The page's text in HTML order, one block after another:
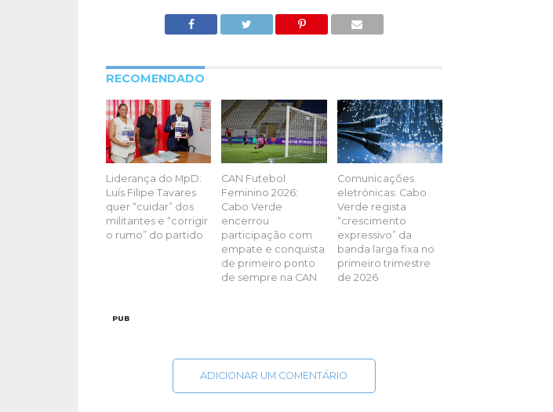
RECOMENDADO
Liderança do MpD:
Luís Filipe Tavares
quer “cuidar” dos
militantes e “corrigir
o rumo” do partido
CAN Futebol
Feminino 2026:
Cabo Verde
encerrou
participação com
empate e conquista
de primeiro ponto
de sempre na CAN
Comunicações
eletrónicas: Cabo
Verde regista
“crescimento
expressivo” da
banda larga fixa no
primeiro trimestre
de 2026
PUB
ADICIONAR UM COMENTÁRIO